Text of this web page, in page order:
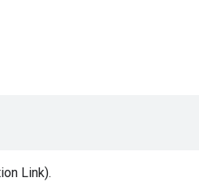
Link).